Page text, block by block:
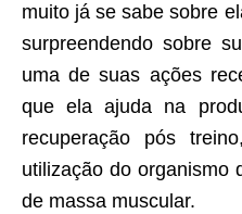
muito já se sabe sobre
surpreendendo sobre
uma de suas ações
que ela ajuda na
recuperação pós
utilização do organismo
de massa muscular.